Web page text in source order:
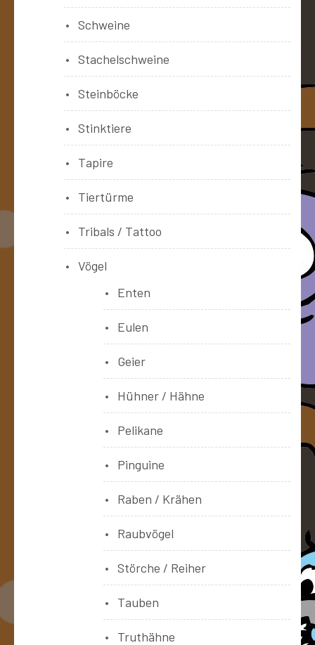
Schweine
Stachelschweine
Steinböcke
Stinktiere
Tapire
Tiertürme
Tribals / Tattoo
Vögel
Enten
Eulen
Geier
Hühner / Hähne
Pelikane
Pinguine
Raben / Krähen
Raubvögel
Störche / Reiher
Tauben
Truthähne